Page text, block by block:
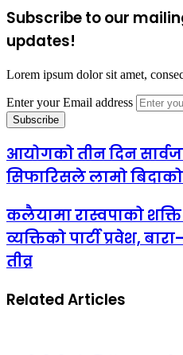
Subscribe to our
updates!
Lorem ipsum dolor sit amet,
Enter your Email address
आयोगको तीन दिन
सिफारिसले लामो
कलैयामा रास्वपाको शक्ति
व्यक्तिको पार्टी प्रवेश,
तीव्र
Related Articles